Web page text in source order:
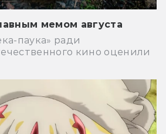
мемом августа
паука» ради
кино оценили